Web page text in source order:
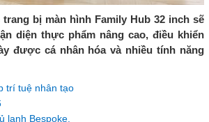
bị màn hình Family Hub 32 inch sẽ
diện thực phẩm nâng cao, điều khiển
được cá nhân hóa và nhiều tính năng
trí tuệ nhân tạo
lạnh Bespoke.